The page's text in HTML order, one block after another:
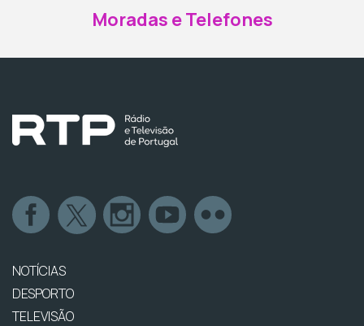
Moradas e Telefones
NOTÍCIAS
DESPORTO
TELEVISÃO